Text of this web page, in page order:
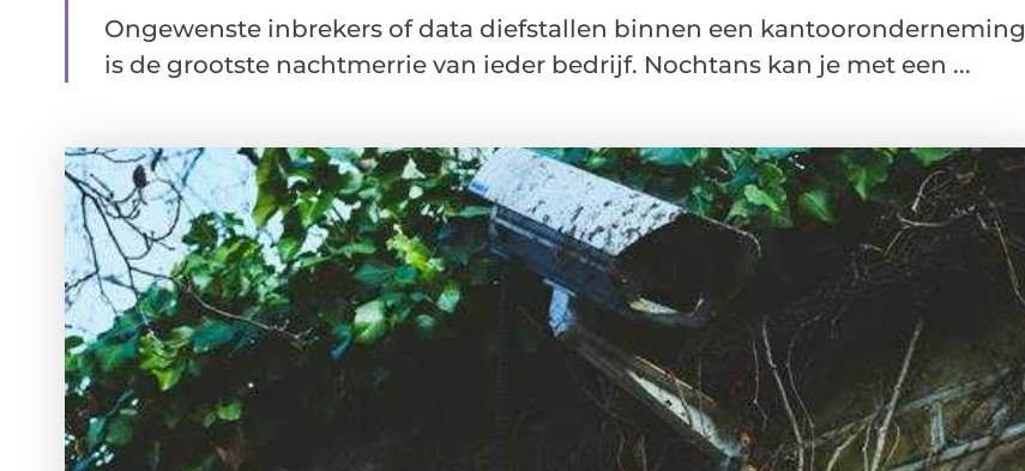
Ongewenste inbrekers of data diefstallen binnen een kantooronderneming
is de grootste nachtmerrie van ieder bedrijf. Nochtans kan je met een ...